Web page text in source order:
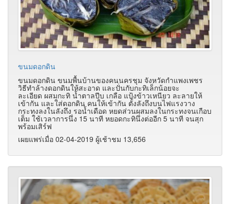
ขนมดอกดิน
ขนมดอกดิน ขนมพื้นบ้านของคนนครชุม จังหวัดกำแพงเพชร
วิธีทำล้างดอกดินให้สะอาด และปั่นกับกะทิเล็กน้อยจะ
ละเอียด ผสมกะทิ น้ำตาลปีบ เกลือ แป้งข้าวเหนียว ละลายให้
เข้ากัน และใส่ดอกดิน คนให้เข้ากัน ตั้งลังถึงบนไฟแรงวาง
กระทงลงในลังถึง รอน้ำเดือด หยดส่วนผสมลงในกระทงจนเกือบ
เต็ม ใช้เวลาการนึ่ง 15 นาที หยอดกะทินึ่งต่ออีก 5 นาที จนสุก
พร้อมเสิร์ฟ
เผยแพร่เมื่อ 02-04-2019 ผู้เช้าชม 13,656